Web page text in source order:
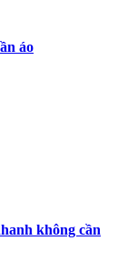
áo
không cần